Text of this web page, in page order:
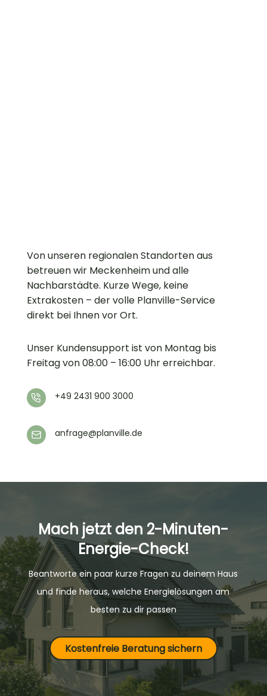
Von unseren regionalen Standorten aus
betreuen wir Meckenheim und alle
Nachbarstädte. Kurze Wege, keine
Extrakosten – der volle Planville-Service
direkt bei Ihnen vor Ort.
Unser Kundensupport ist von Montag bis
Freitag von 08:00 – 16:00 Uhr erreichbar.
+49 2431 900 3000
anfrage@planville.de
Mach jetzt den 2-Minuten-
Energie-Check!
Beantworte ein paar kurze Fragen zu deinem Haus
und finde heraus, welche Energielösungen am
besten zu dir passen
Kostenfreie Beratung sichern